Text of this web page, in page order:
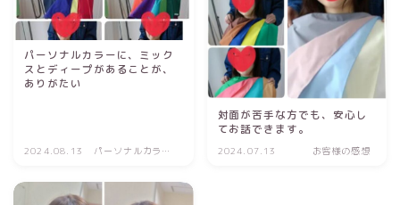
パーソナルカラーに、ミック
スとディープがあることが、
ありがたい
2024.08.13
パーソナルカラー
対面が苦手な方でも、安心し
てお話できます。
2024.07.13 お客様の感想